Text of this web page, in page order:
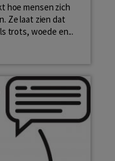
hoe mensen zich
Ze laat zien dat
trots, woede en...